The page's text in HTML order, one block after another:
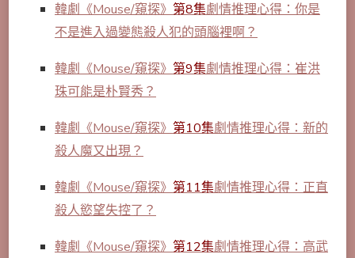
韓劇《Mouse/窺探》 第8集劇情推理心得：你是
不是進入過變態殺人犯的頭腦裡啊？
韓劇《Mouse/窺探》 第9集劇情推理心得：崔洪
珠可能是朴賢秀？
韓劇《Mouse/窺探》 第10集劇情推理心得：新的
殺人魔又出現？
韓劇《Mouse/窺探》 第11集劇情推理心得：正直
殺人慾望失控了？
韓劇《Mouse/窺探》 第12集劇情推理心得：高武